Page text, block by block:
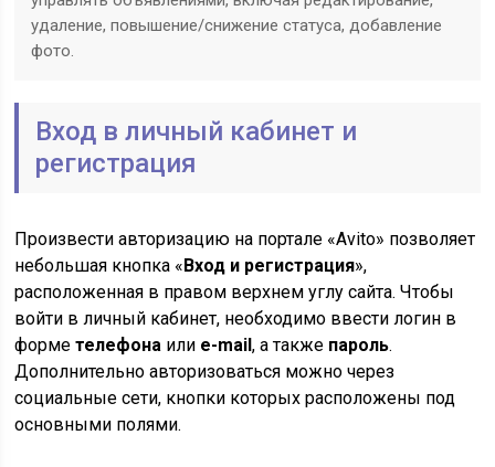
удаление, повышение/снижение статуса, добавление
фото.
Вход в личный кабинет и
регистрация
Произвести авторизацию на портале «Avito» позволяет
небольшая кнопка «Вход и регистрация»,
расположенная в правом верхнем углу сайта. Чтобы
войти в личный кабинет, необходимо ввести логин в
форметелефона или e-mail, а также пароль.
Дополнительно авторизоваться можно через
социальные сети, кнопки которых расположены под
основными полями.